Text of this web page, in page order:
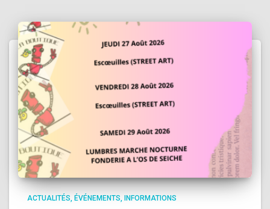
ACTUALITÉS ÉVÉNEMENTS INFORMATIONS